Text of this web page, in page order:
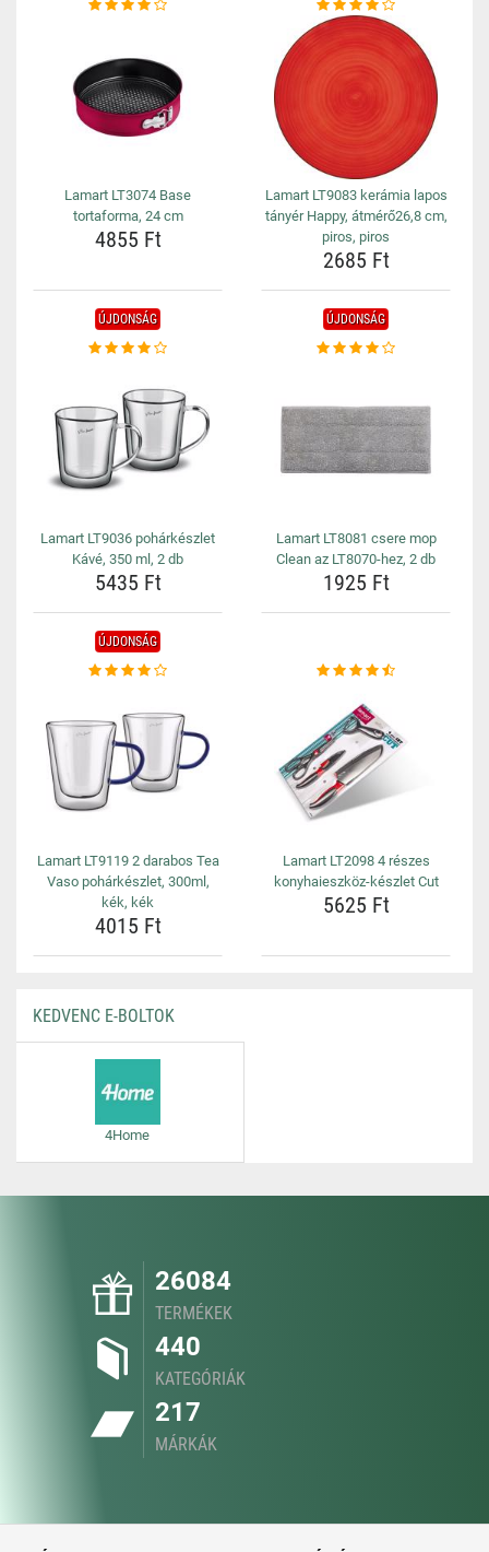
Lamart LT3074 Base
tortaforma, 24 cm
4855 Ft
Lamart LT9083 kerámia lapos
tányér Happy, átmérő26,8 cm,
piros, piros
2685 Ft
ÚJDONSÁG
Lamart LT9036 pohárkészlet
Kávé, 350 ml, 2 db
5435 Ft
ÚJDONSÁG
Lamart LT8081 csere mop
Clean az LT8070-hez, 2 db
1925 Ft
ÚJDONSÁG
Lamart LT9119 2 darabos Tea
Vaso pohárkészlet, 300ml,
kék, kék
4015 Ft
Lamart LT2098 4 részes
konyhaieszköz-készlet Cut
5625 Ft
KEDVENC E-BOLTOK
4Home
26084
TERMÉKEK
440
KATEGÓRIÁK
217
MÁRKÁK